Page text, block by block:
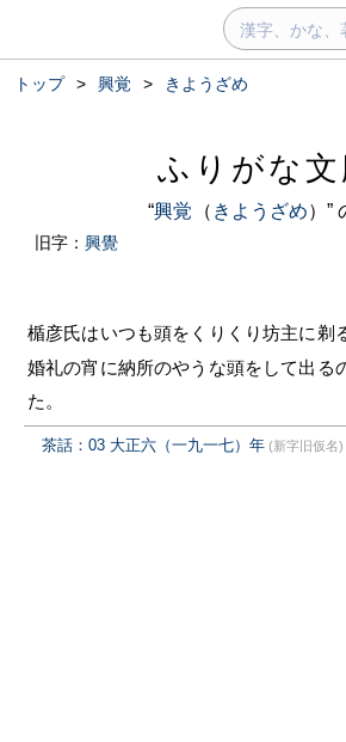
トップ > 興覚 > きようざめ
ふりがな文
“興覚 （ きようざめ）”
旧字： 興覺
楯彦氏はいつも頭をくりくり坊主に剃
婚礼の宵に納所のやうな頭をして出る
た。
茶話：03 大正六（一九一七）年 (新字旧仮名)